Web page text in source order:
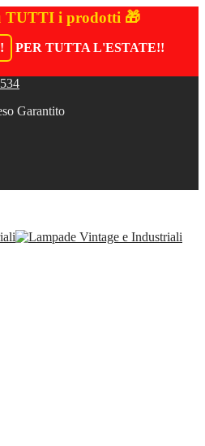
TUTTI i prodotti 🎁
PER TUTTA L'ESTATE!!
Garantito